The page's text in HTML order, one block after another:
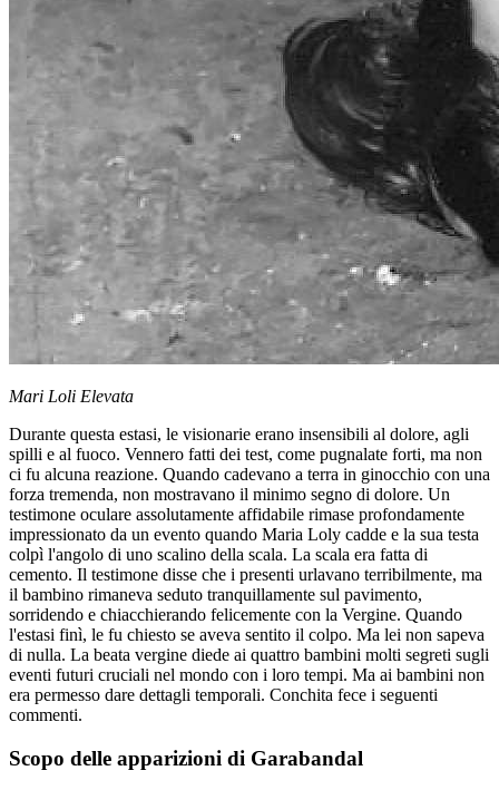
Mari Loli Elevata
Durante questa estasi, le visionarie erano insensibili al dolore, agli
spilli e al fuoco. Vennero fatti dei test, come pugnalate forti, ma non
ci fu alcuna reazione. Quando cadevano a terra in ginocchio con una
forza tremenda, non mostravano il minimo segno di dolore. Un
testimone oculare assolutamente affidabile rimase profondamente
impressionato da un evento quando Maria Loly cadde e la sua testa
colpì l'angolo di uno scalino della scala. La scala era fatta di
cemento. Il testimone disse che i presenti urlavano terribilmente, ma
il bambino rimaneva seduto tranquillamente sul pavimento,
sorridendo e chiacchierando felicemente con la Vergine. Quando
l'estasi finì, le fu chiesto se aveva sentito il colpo. Ma lei non sapeva
di nulla. La beata vergine diede ai quattro bambini molti segreti sugli
eventi futuri cruciali nel mondo con i loro tempi. Ma ai bambini non
era permesso dare dettagli temporali. Conchita fece i seguenti
commenti.
Scopo delle apparizioni di Garabandal